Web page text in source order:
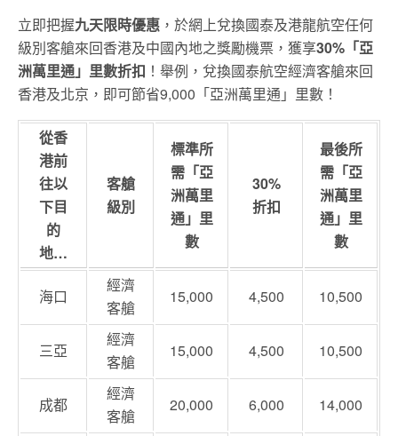
立即把握九天限時優惠 ，於網上兌換國泰及港龍航空任何
級別客艙來回香港及中國內地之獎勵機票，獲享30%「亞
洲萬里通」里數折扣 ！舉例，兌換國泰航空經濟客艙來回
香港及北京，即可節省9,000「亞洲萬里通」里數！
從香
港前
往以
下目
的
地…
客艙
級別
標準所
需「亞
洲萬里
通」里
數
30%
折扣
最後所
需「亞
洲萬里
通」里
數
海口
經濟
客艙
15,000 4,500 10,500
三亞
經濟
客艙
15,000 4,500 10,500
成都
經濟
客艙
20,000 6,000 14,000